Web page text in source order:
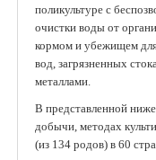
поликультуре с
очистки воды от
кормом и убежищем
вод, загрязненных
металлами.
В представленной
добычи, методах
(из 134 родов) в 60